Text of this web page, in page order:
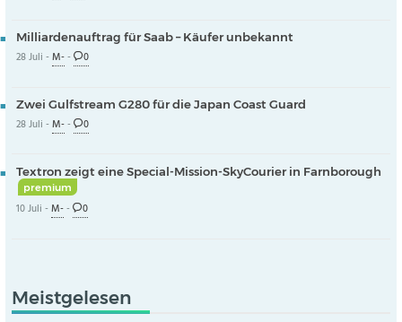
Milliardenauftrag für Saab – Käufer unbekannt
28 Juli -M-- 0
Zwei Gulfstream G280 für die Japan Coast Guard
28 Juli -M-- 0
Textron zeigt eine Special-Mission-SkyCourier in Farnborough
premium
10 Juli -M-- 0
Meistgelesen